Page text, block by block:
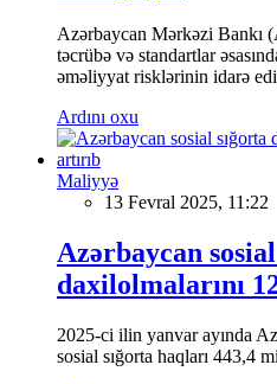
Azərbaycan Mərkəzi Bankı
təcrübə və standartlar
əməliyyat risklərinin idarə
Ardını oxu
Maliyyə
13 Fevral 2025, 11:22
Azərbaycan
daxilolmalarını
2025-ci ilin yanvar ayında
sosial sığorta haqları 443,4